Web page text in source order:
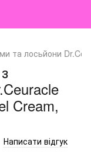
та лосьйони
Cream,
Написати відгук